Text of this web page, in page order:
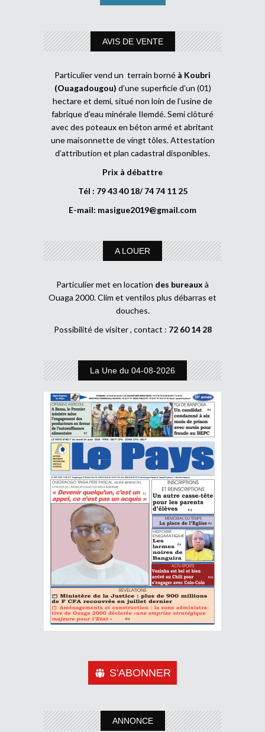
AVIS DE VENTE
Particulier vend un terrain borné à Koubri
(Ouagadougou) d’une superficie d’un (01)
hectare et demi, situé non loin de l’usine de
fabrique d’eau minérale Ilemdé. Semi clôturé
avec des poteaux en béton armé et abritant
une maisonnette de vingt tôles. Attestation
d’attribution et plan cadastral disponibles.
Prix à débattre
Tél : 79 43 40 18/ 74 74 11 25
E-mail: masigue2019@gmail.com
A LOUER
Particulier met en location des bureaux à
Ouaga 2000. Clim et ventilos plus débarras et
douches.
Possibilité de visiter , contact : 72 60 14 28
La Une du 04-08-2026
S'ABONNER
ANNONCE